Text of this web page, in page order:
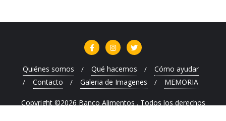
Quiénes somos Qué hacemos
Cómo ayudar
Contacto
Galeria de Imagenes MEMORIA
Copyright ©2026 Banco Alimentos . Todos los derechos